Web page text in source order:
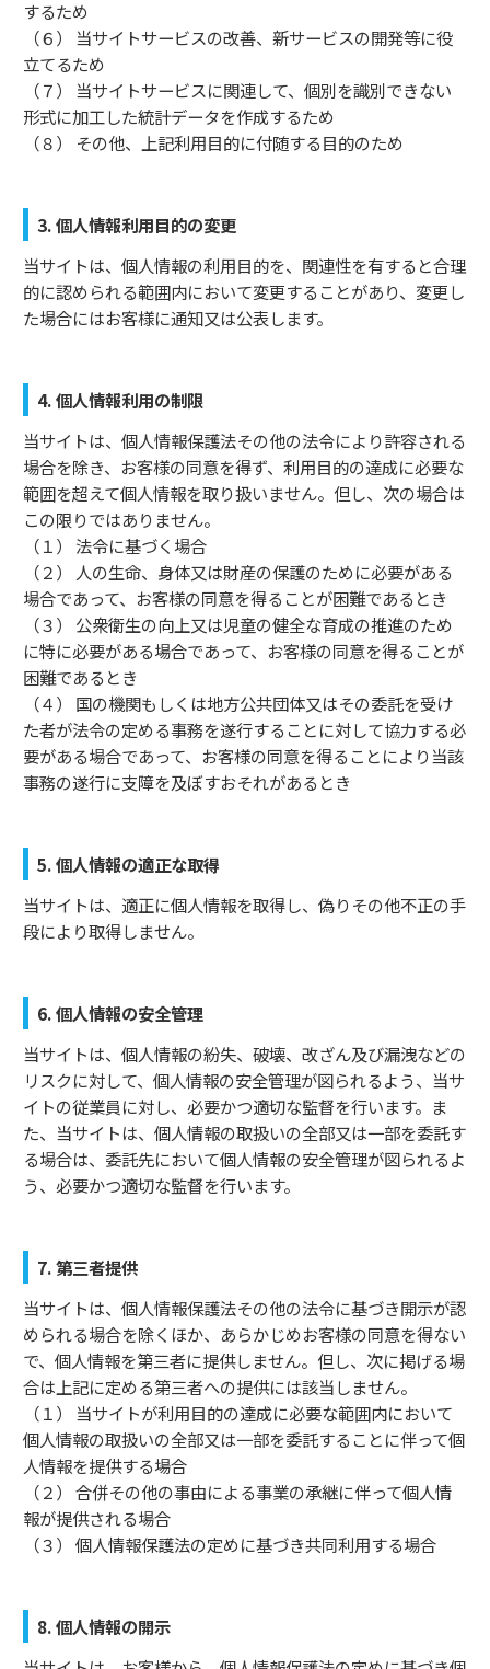
するため
（６） 当サイトサービスの改善、新サービスの開発等に役
立てるため
（７） 当サイトサービスに関連して、個別を識別できない
形式に加工した統計データを作成するため
（８） その他、上記利用目的に付随する目的のため
3. 個人情報利用目的の変更
当サイトは、個人情報の利用目的を、関連性を有すると合理
的に認められる範囲内において変更することがあり、変更し
た場合にはお客様に通知又は公表します。
4. 個人情報利用の制限
当サイトは、個人情報保護法その他の法令により許容される
場合を除き、お客様の同意を得ず、利用目的の達成に必要な
範囲を超えて個人情報を取り扱いません。但し、次の場合は
この限りではありません。
（１） 法令に基づく場合
（２） 人の生命、身体又は財産の保護のために必要がある
場合であって、お客様の同意を得ることが困難であるとき
（３） 公衆衛生の向上又は児童の健全な育成の推進のため
に特に必要がある場合であって、お客様の同意を得ることが
困難であるとき
（４） 国の機関もしくは地方公共団体又はその委託を受け
た者が法令の定める事務を遂行することに対して協力する必
要がある場合であって、お客様の同意を得ることにより当該
事務の遂行に支障を及ぼすおそれがあるとき
5. 個人情報の適正な取得
当サイトは、適正に個人情報を取得し、偽りその他不正の手
段により取得しません。
6. 個人情報の安全管理
当サイトは、個人情報の紛失、破壊、改ざん及び漏洩などの
リスクに対して、個人情報の安全管理が図られるよう、当サ
イトの従業員に対し、必要かつ適切な監督を行います。ま
た、当サイトは、個人情報の取扱いの全部又は一部を委託す
る場合は、委託先において個人情報の安全管理が図られるよ
う、必要かつ適切な監督を行います。
7. 第三者提供
当サイトは、個人情報保護法その他の法令に基づき開示が認
められる場合を除くほか、あらかじめお客様の同意を得ない
で、個人情報を第三者に提供しません。但し、次に掲げる場
合は上記に定める第三者への提供には該当しません。
（１） 当サイトが利用目的の達成に必要な範囲内において
個人情報の取扱いの全部又は一部を委託することに伴って個
人情報を提供する場合
（２） 合併その他の事由による事業の承継に伴って個人情
報が提供される場合
（３） 個人情報保護法の定めに基づき共同利用する場合
8. 個人情報の開示